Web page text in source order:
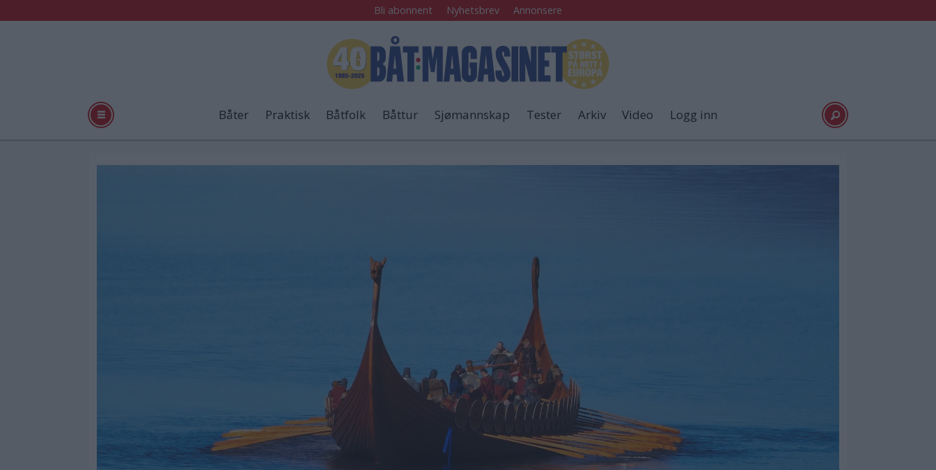
Bli abonnent Nyhetsbrev Annonsere
Båter Praktisk Båtfolk Båttur Sjømannskap Tester Arkiv Video Logg inn